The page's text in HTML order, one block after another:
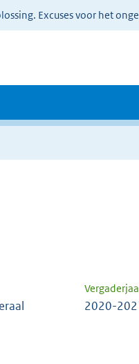
Excuses voor het
2020-